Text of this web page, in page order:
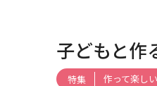
子どもと作
特集 作って楽し